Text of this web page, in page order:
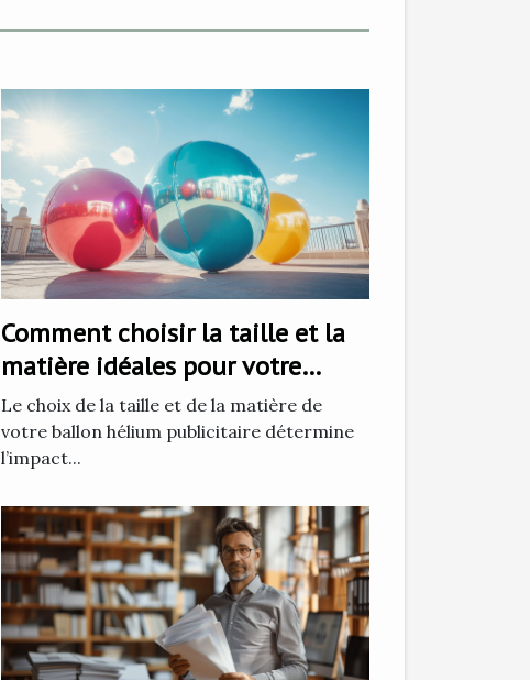
Comment choisir la taille et la
matière idéales pour votre
ballon hélium publicitaire
Le choix de la taille et de la matière de
votre ballon hélium publicitaire détermine
l’impact...